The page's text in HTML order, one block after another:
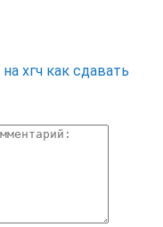
хгч как сдавать